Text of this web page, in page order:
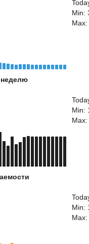
Min:
Min:
Min: